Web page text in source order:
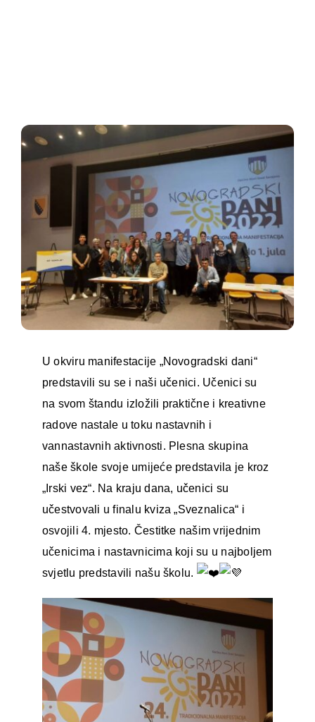
U okviru manifestacije „Novogradski dani“
predstavili su se i naši učenici. Učenici su
na svom štandu izložili praktične i kreativne
radove nastale u toku nastavnih i
vannastavnih aktivnosti. Plesna skupina
naše škole svoje umijeće predstavila je kroz
„Irski vez“. Na kraju dana, učenici su
učestvovali u finalu kviza „Sveznalica“ i
osvojili 4. mjesto. Čestitke našim vrijednim
učenicima i nastavnicima koji su u najboljem
svjetlu predstavili našu školu.